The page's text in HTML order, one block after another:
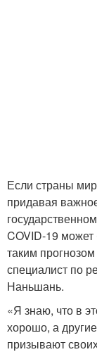
Если страны
придавая
COVID-19 может
таким
специалист по
Наньшань.
«Я знаю, что в
хорошо, а
призывают